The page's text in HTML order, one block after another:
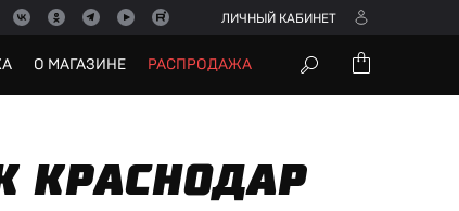
ЛИЧНЫЙ КАБИНЕТ
О МАГАЗИНЕ РАСПРОДАЖА
КРАСНОДАР